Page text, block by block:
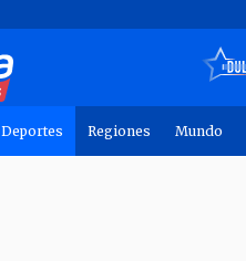
Deportes Regiones Mundo